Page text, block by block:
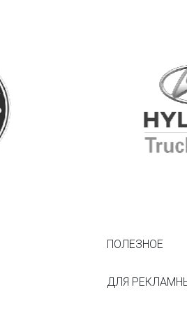
ПОЛЕЗНОЕ
ДЛЯ